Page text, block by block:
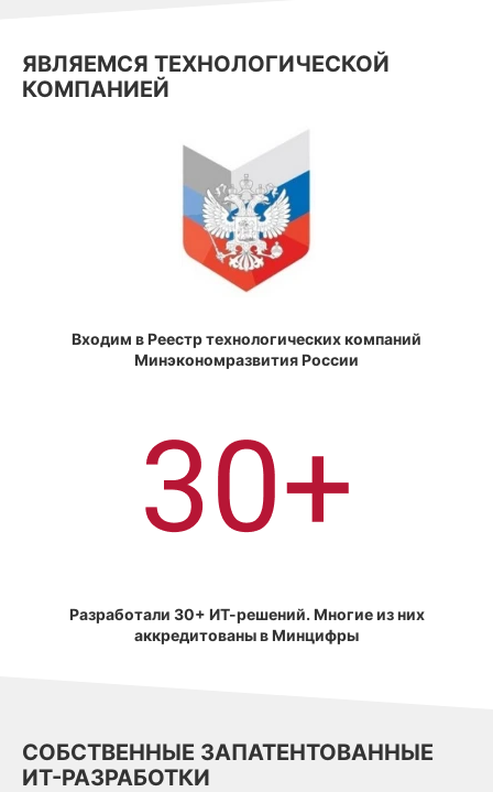
ЯВЛЯЕМСЯ ТЕХНОЛОГИЧЕСКОЙ
КОМПАНИЕЙ
Входим в Реестр технологических компаний
Минэкономразвития России
Разработали 30+ ИТ-решений. Многие из них
аккредитованы в Минцифры
СОБСТВЕННЫЕ ЗАПАТЕНТОВАННЫЕ
ИТ-РАЗРАБОТКИ